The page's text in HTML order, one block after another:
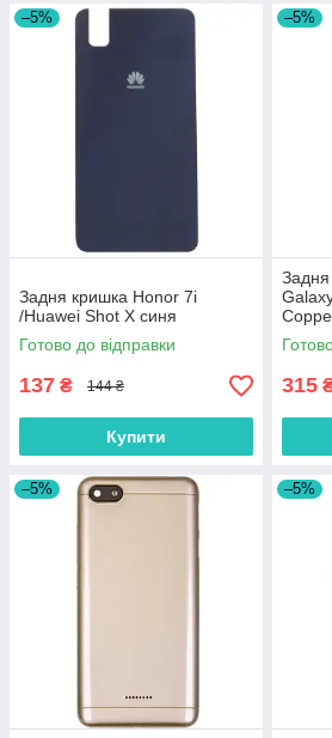
–5%
Задня кришка Honor 7i
/Huawei Shot X синя
Готово до відправки
137 ₴ 144 ₴
Купити
–5%
камери
315
–5% –5%